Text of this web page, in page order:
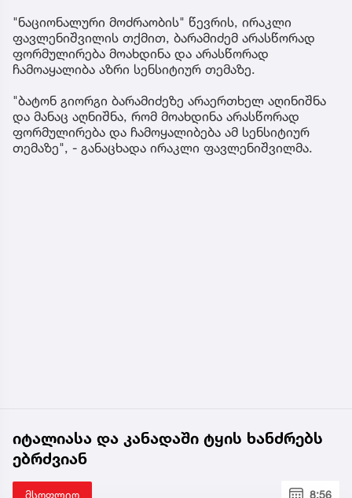
"ნაციონალური მოძრაობის" წევრის, ირაკლი
ფავლენიშვილის თქმით, ბარამიძემ არასწორად
ფორმულირება მოახდინა და არასწორად
ჩამოაყალიბა აზრი სენსიტიურ თემაზე.
"ბატონ გიორგი ბარამიძეზე არაერთხელ აღინიშნა
და მანაც აღნიშნა, რომ მოახდინა არასწორად
ფორმულირება და ჩამოყალიბება ამ სენსიტიურ
თემაზე", - განაცხადა ირაკლი ფავლენიშვილმა.
იტალიასა და კანადაში ტყის ხანძრებს
ებრძვიან
მსოფლიო 8:56